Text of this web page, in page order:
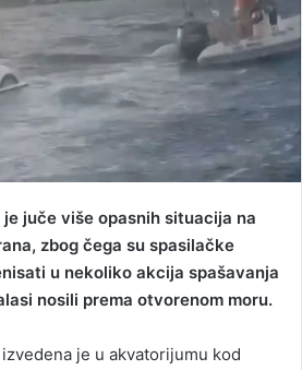
juče više opasnih situacija na
zbog čega su spasilačke
u nekoliko akcija spašavanja
nosili prema otvorenom moru.
je u akvatorijumu kod